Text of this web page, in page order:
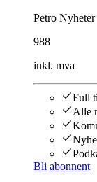
Petro
988
inkl. mva
Full
Alle
Bli abonnent